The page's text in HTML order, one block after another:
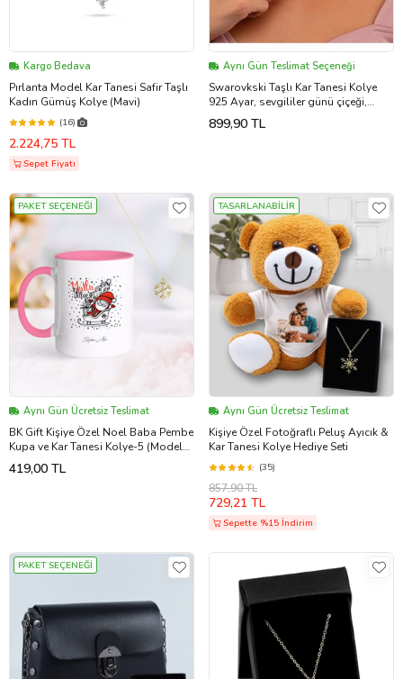
Kargo Bedava
Pırlanta Model Kar Tanesi Safir Taşlı
Kadın Gümüş Kolye (Mavi)
(16)
2.224,75 TL
Sepet Fiyatı
Aynı Gün Teslimat Seçeneği
Swarovkski Taşlı Kar Tanesi Kolye
925 Ayar, sevgililer günü çiçeği,
sevgiliye çiçek, doğum günü çiçeği,
yeni iş çiçeği, geçmiş olsun çiçeği, kız
899,90 TL
PAKET SEÇENEĞİ
Aynı Gün Ücretsiz Teslimat
BK Gift Kişiye Özel Noel Baba Pembe
Kupa ve Kar Tanesi Kolye-5 (Model
1)
419,00 TL
TASARLANABİLİR
Aynı Gün Ücretsiz Teslimat
Kişiye Özel Fotoğraflı Peluş Ayıcık &
Kar Tanesi Kolye Hediye Seti
(35)
857,90 TL
729,21 TL
Sepette %15 İndirim
PAKET SEÇENEĞİ